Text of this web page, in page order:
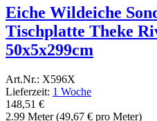
Eiche Wildeiche
Tischplatte Theke
50x5x299cm
Art.Nr.: X596X
Lieferzeit: 1 Woche
148,51 €
2.99 Meter (49,67 € pro Meter)